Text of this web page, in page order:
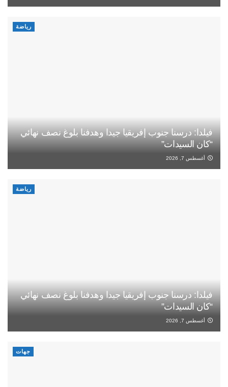
رياضة
فيلدا: درسنا جنوب إفريقيا جيدا وهدفنا بلوغ نصف نهائي
“كان السيدات”
أغسطس 7, 2026
رياضة
فيلدا: درسنا جنوب إفريقيا جيدا وهدفنا بلوغ نصف نهائي
“كان السيدات”
أغسطس 7, 2026
جهات